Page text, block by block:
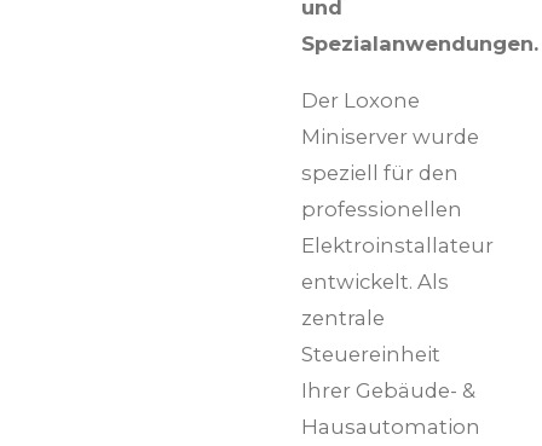
und
Spezialanwendungen.
Der Loxone
Miniserver wurde
speziell für den
professionellen
Elektroinstallateur
entwickelt. Als
zentrale
Steuereinheit
Ihrer Gebäude- &
Hausautomation